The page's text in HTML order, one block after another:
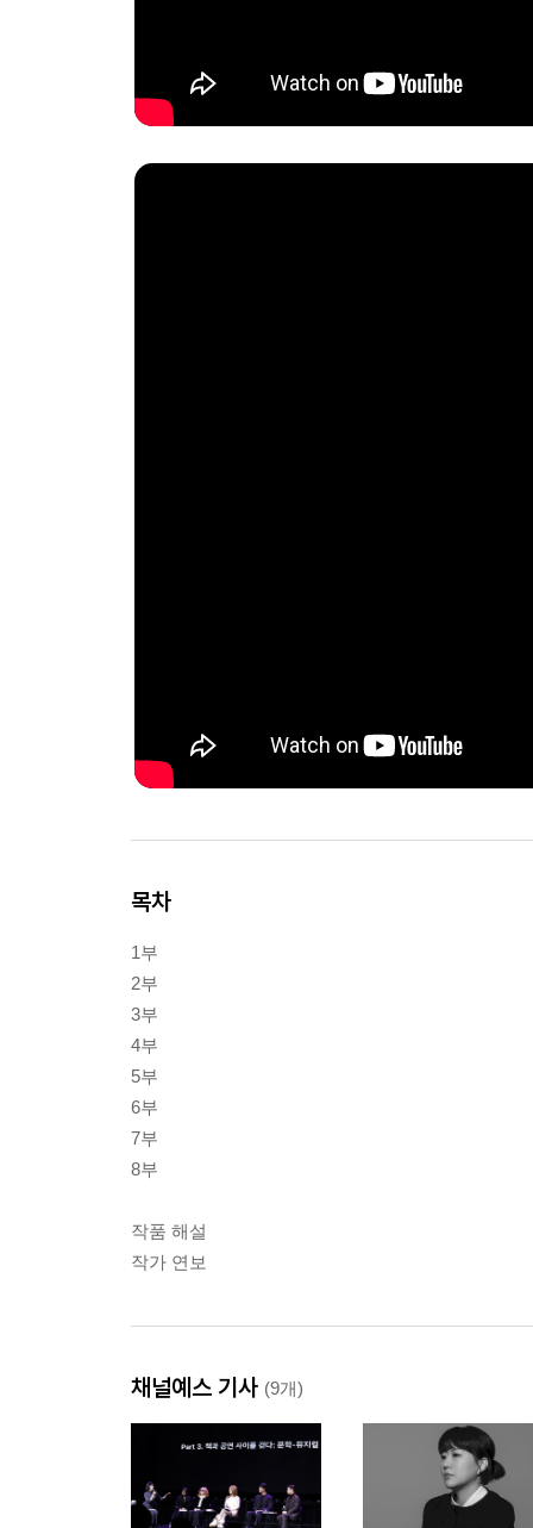
목차
1부
2부
3부
4부
5부
6부
7부
8부
작품 해설
작가 연보
채널예스 기사 (9개)